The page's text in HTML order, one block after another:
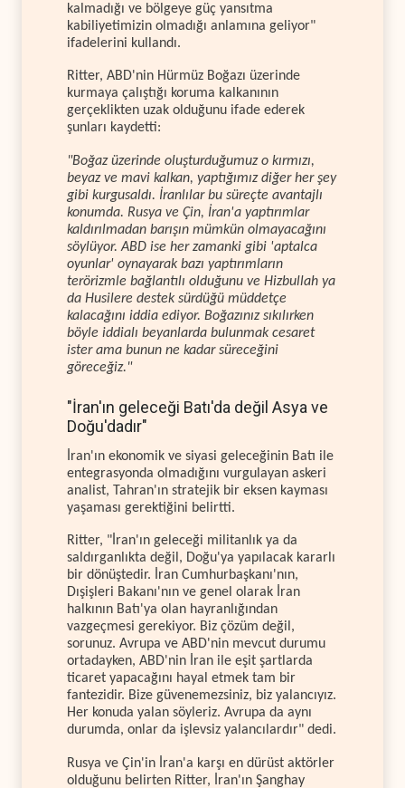
kalmadığı ve bölgeye güç yansıtma
kabiliyetimizin olmadığı anlamına geliyor"
ifadelerini kullandı.
Ritter, ABD'nin Hürmüz Boğazı üzerinde
kurmaya çalıştığı koruma kalkanının
gerçeklikten uzak olduğunu ifade ederek
şunları kaydetti:
"Boğaz üzerinde oluşturduğumuz o kırmızı,
beyaz ve mavi kalkan, yaptığımız diğer her şey
gibi kurgusaldı. İranlılar bu süreçte avantajlı
konumda. Rusya ve Çin, İran'a yaptırımlar
kaldırılmadan barışın mümkün olmayacağını
söylüyor. ABD ise her zamanki gibi 'aptalca
oyunlar' oynayarak bazı yaptırımların
terörizmle bağlantılı olduğunu ve Hizbullah ya
da Husilere destek sürdüğü müddetçe
kalacağını iddia ediyor. Boğazınız sıkılırken
böyle iddialı beyanlarda bulunmak cesaret
ister ama bunun ne kadar süreceğini
göreceğiz."
"İran'ın geleceği Batı'da değil Asya ve
Doğu'dadır"
İran'ın ekonomik ve siyasi geleceğinin Batı ile
entegrasyonda olmadığını vurgulayan askeri
analist, Tahran'ın stratejik bir eksen kayması
yaşaması gerektiğini belirtti.
Ritter, "İran'ın geleceği militanlık ya da
saldırganlıkta değil, Doğu'ya yapılacak kararlı
bir dönüştedir. İran Cumhurbaşkanı'nın,
Dışişleri Bakanı'nın ve genel olarak İran
halkının Batı'ya olan hayranlığından
vazgeçmesi gerekiyor. Biz çözüm değil,
sorunuz. Avrupa ve ABD'nin mevcut durumu
ortadayken, ABD'nin İran ile eşit şartlarda
ticaret yapacağını hayal etmek tam bir
fantezidir. Bize güvenemezsiniz, biz yalancıyız.
Her konuda yalan söyleriz. Avrupa da aynı
durumda, onlar da işlevsiz yalancılardır" dedi.
Rusya ve Çin'in İran'a karşı en dürüst aktörler
olduğunu belirten Ritter, İran'ın Şanghay